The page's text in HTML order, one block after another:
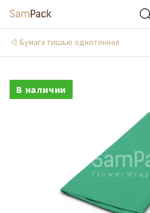
Бумага тишью однотонная
В наличии